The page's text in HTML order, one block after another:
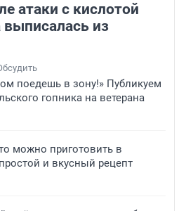
атаки с кислотой
из
поедешь в зону!» Публикуем
гопника на ветерана
можно приготовить в
и вкусный рецепт